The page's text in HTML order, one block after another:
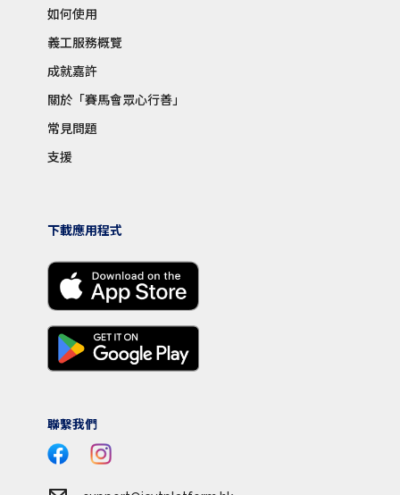
如何使用
義工服務概覽
成就嘉許
關於「賽馬會眾心行善」
常見問題
支援
下載應用程式
聯繫我們